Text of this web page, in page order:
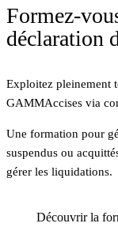
Formez-
déclaration
Exploitez pleinement
GAMMAccises via
Une formation pour
suspendus ou
gérer les liquidations.
Découvrir la